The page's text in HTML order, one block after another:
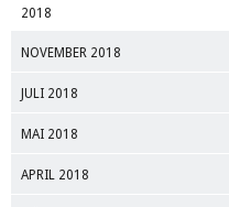
2018
NOVEMBER 2018
JULI 2018
MAI 2018
APRIL 2018